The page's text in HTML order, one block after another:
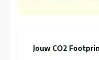
Jouw CO2